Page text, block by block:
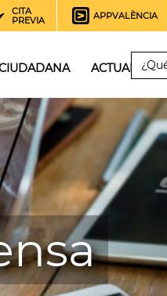
CITA
PREVIA
APPVALÈNCIA
ACTUALIDAD